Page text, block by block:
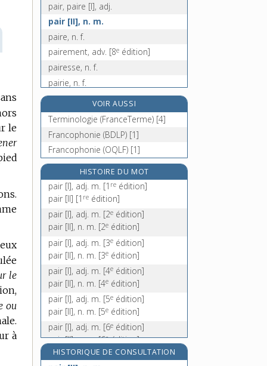
le
le
ou
à
pair, paire [I], adj.
pair [II], n. m.
paire, n. f.
pairement, adv. [8e édition]
pairesse, n. f.
pairie, n. f.
pairle, n. m.
paisible, adj.
paisiblement, adv.
paissance, n. f.
paissant, ante, adj.[4eédition]
VOIR AUSSI
Terminologie (FranceTerme) [4]
Francophonie (BDLP) [1]
Francophonie (OQLF) [1]
HISTOIRE DU MOT
pair [I], adj. m. [1 re édition]
pair [II] [1 re édition]
pair [I], adj. m. [2e édition]
pair [II], n. m. [2e édition]
pair [I], adj. m. [3e édition]
pair [II], n. m. [3e édition]
pair [I], adj. m. [4e édition]
pair [II], n. m. [4e édition]
pair [I], adj. m. [5e édition]
pair [II], n. m. [5e édition]
pair [I], adj. m. [6e édition]
pair [II], n. m.[6eédition]
pair [I], adj. m. [7e édition]
HISTORIQUE DE CONSULTATION